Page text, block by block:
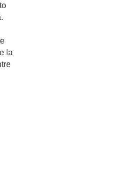
la